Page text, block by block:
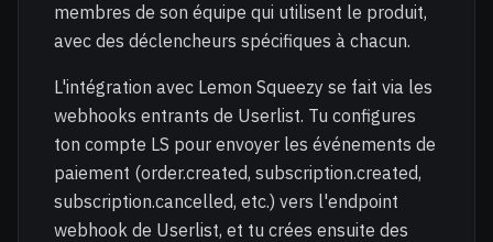
membres de son équipe qui utilisent le produit,
avec des déclencheurs spécifiques à chacun.
L'intégration avec Lemon Squeezy se fait via les
webhooks entrants de Userlist. Tu configures
ton compte LS pour envoyer les événements de
paiement (order.created, subscription.created,
subscription.cancelled, etc.) vers l'endpoint
webhook de Userlist, et tu crées ensuite des